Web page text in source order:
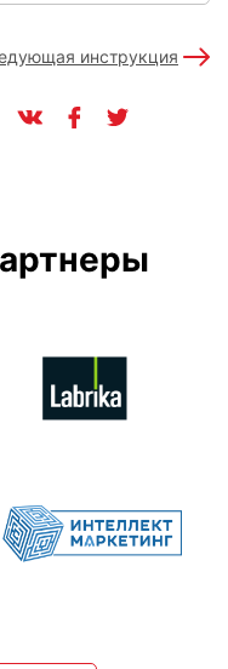
инструкция